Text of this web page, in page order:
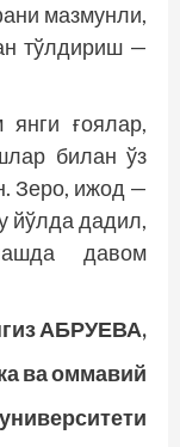
мазмунли,
тўлдириш —
ғоялар,
билан ўз
Зеро, ижод —
йўлда дадил,
давом
АБРУЕВА,
ва оммавий